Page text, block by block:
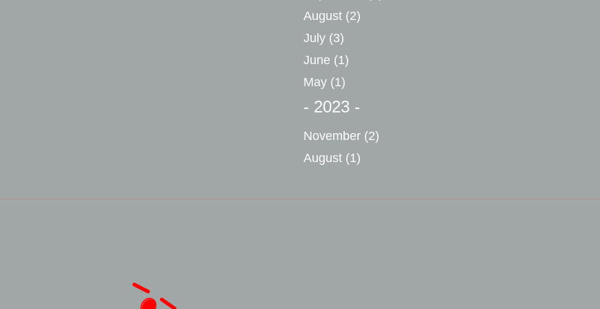
August (2)
July (3)
June (1)
May (1)
- 2023 -
November (2)
August (1)